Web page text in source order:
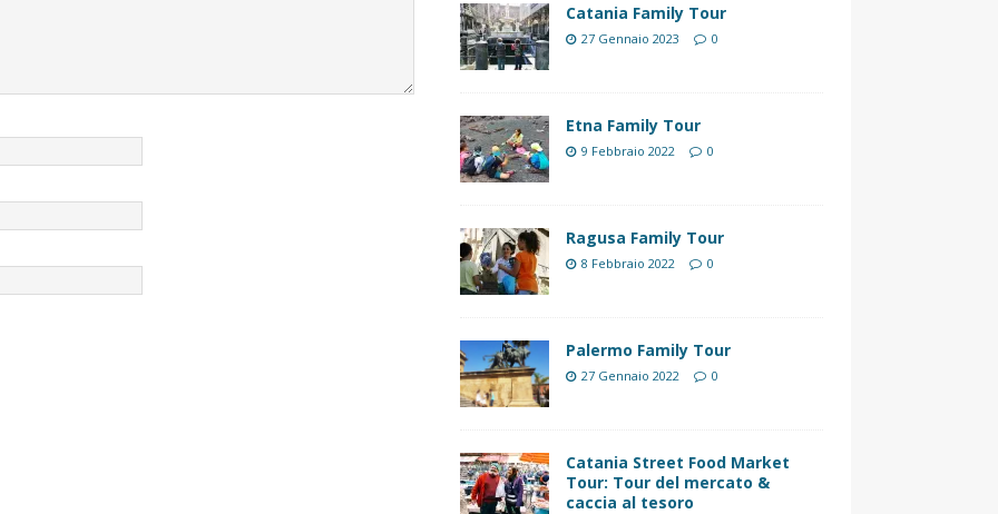
Catania Family Tour
27 Gennaio 2023 0
Etna Family Tour
9 Febbraio 2022 0
Ragusa Family Tour
8 Febbraio 2022 0
Palermo Family Tour
27 Gennaio 2022 0
Catania Street Food Market
Tour: Tour del mercato &
caccia al tesoro